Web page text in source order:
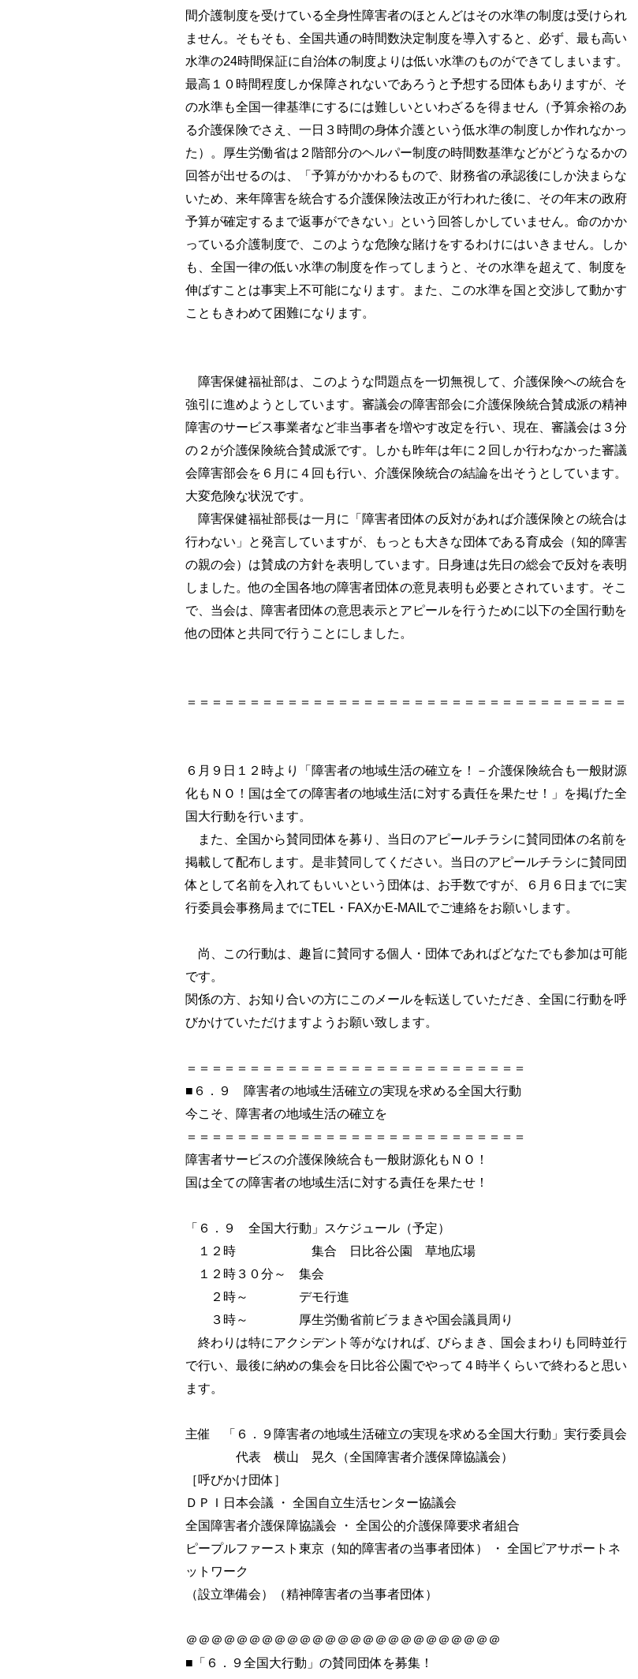
間介護制度を受けている全身性障害者のほとんどはその水準の制度は受けられ
ません。そもそも、全国共通の時間数決定制度を導入すると、必ず、最も高い
水準の24時間保証に自治体の制度よりは低い水準のものができてしまいます。
最高１０時間程度しか保障されないであろうと予想する団体もありますが、そ
の水準も全国一律基準にするには難しいといわざるを得ません（予算余裕のあ
る介護保険でさえ、一日３時間の身体介護という低水準の制度しか作れなかっ
た）。厚生労働省は２階部分のヘルパー制度の時間数基準などがどうなるかの
回答が出せるのは、「予算がかかわるもので、財務省の承認後にしか決まらな
いため、来年障害を統合する介護保険法改正が行われた後に、その年末の政府
予算が確定するまで返事ができない」という回答しかしていません。命のかか
っている介護制度で、このような危険な賭けをするわけにはいきません。しか
も、全国一律の低い水準の制度を作ってしまうと、その水準を超えて、制度を
伸ばすことは事実上不可能になります。また、この水準を国と交渉して動かす
こともきわめて困難になります。
障害保健福祉部は、このような問題点を一切無視して、介護保険への統合を
強引に進めようとしています。審議会の障害部会に介護保険統合賛成派の精神
障害のサービス事業者など非当事者を増やす改定を行い、現在、審議会は３分
の２が介護保険統合賛成派です。しかも昨年は年に２回しか行わなかった審議
会障害部会を６月に４回も行い、介護保険統合の結論を出そうとしています。
大変危険な状況です。
障害保健福祉部長は一月に「障害者団体の反対があれば介護保険との統合は
行わない」と発言していますが、もっとも大きな団体である育成会（知的障害
の親の会）は賛成の方針を表明しています。日身連は先日の総会で反対を表明
しました。他の全国各地の障害者団体の意見表明も必要とされています。そこ
で、当会は、障害者団体の意思表示とアピールを行うために以下の全国行動を
他の団体と共同で行うことにしました。
＝＝＝＝＝＝＝＝＝＝＝＝＝＝＝＝＝＝＝＝＝＝＝＝＝＝＝＝＝＝＝＝＝＝＝
６月９日１２時より「障害者の地域生活の確立を！－介護保険統合も一般財源
化もＮＯ！国は全ての障害者の地域生活に対する責任を果たせ！」を掲げた全
国大行動を行います。
また、全国から賛同団体を募り、当日のアピールチラシに賛同団体の名前を
掲載して配布します。是非賛同してください。当日のアピールチラシに賛同団
体として名前を入れてもいいという団体は、お手数ですが、６月６日までに実
行委員会事務局までにTEL・FAXかE-MAILでご連絡をお願いします。
尚、この行動は、趣旨に賛同する個人・団体であればどなたでも参加は可能
です。
関係の方、お知り合いの方にこのメールを転送していただき、全国に行動を呼
びかけていただけますようお願い致します。
＝＝＝＝＝＝＝＝＝＝＝＝＝＝＝＝＝＝＝＝＝＝＝＝＝＝＝
■６．９ 障害者の地域生活確立の実現を求める全国大行動
今こそ、障害者の地域生活の確立を
＝＝＝＝＝＝＝＝＝＝＝＝＝＝＝＝＝＝＝＝＝＝＝＝＝＝＝
障害者サービスの介護保険統合も一般財源化もＮＯ！
国は全ての障害者の地域生活に対する責任を果たせ！
「６．９ 全国大行動」スケジュール（予定）
１２時 集合 日比谷公園 草地広場
１２時３０分～ 集会
２時～ デモ行進
３時～ 厚生労働省前ビラまきや国会議員周り
終わりは特にアクシデント等がなければ、びらまき、国会まわりも同時並行
で行い、最後に納めの集会を日比谷公園でやって４時半くらいで終わると思い
ます。
主催 「６．９障害者の地域生活確立の実現を求める全国大行動」実行委員会
代表 横山 晃久（全国障害者介護保障協議会）
［呼びかけ団体］
ＤＰＩ日本会議 ・ 全国自立生活センター協議会
全国障害者介護保障協議会 ・ 全国公的介護保障要求者組合
ピープルファースト東京（知的障害者の当事者団体） ・ 全国ピアサポートネ
ットワーク
（設立準備会）（精神障害者の当事者団体）
＠＠＠＠＠＠＠＠＠＠＠＠＠＠＠＠＠＠＠＠＠＠＠＠＠
■「６．９全国大行動」の賛同団体を募集！